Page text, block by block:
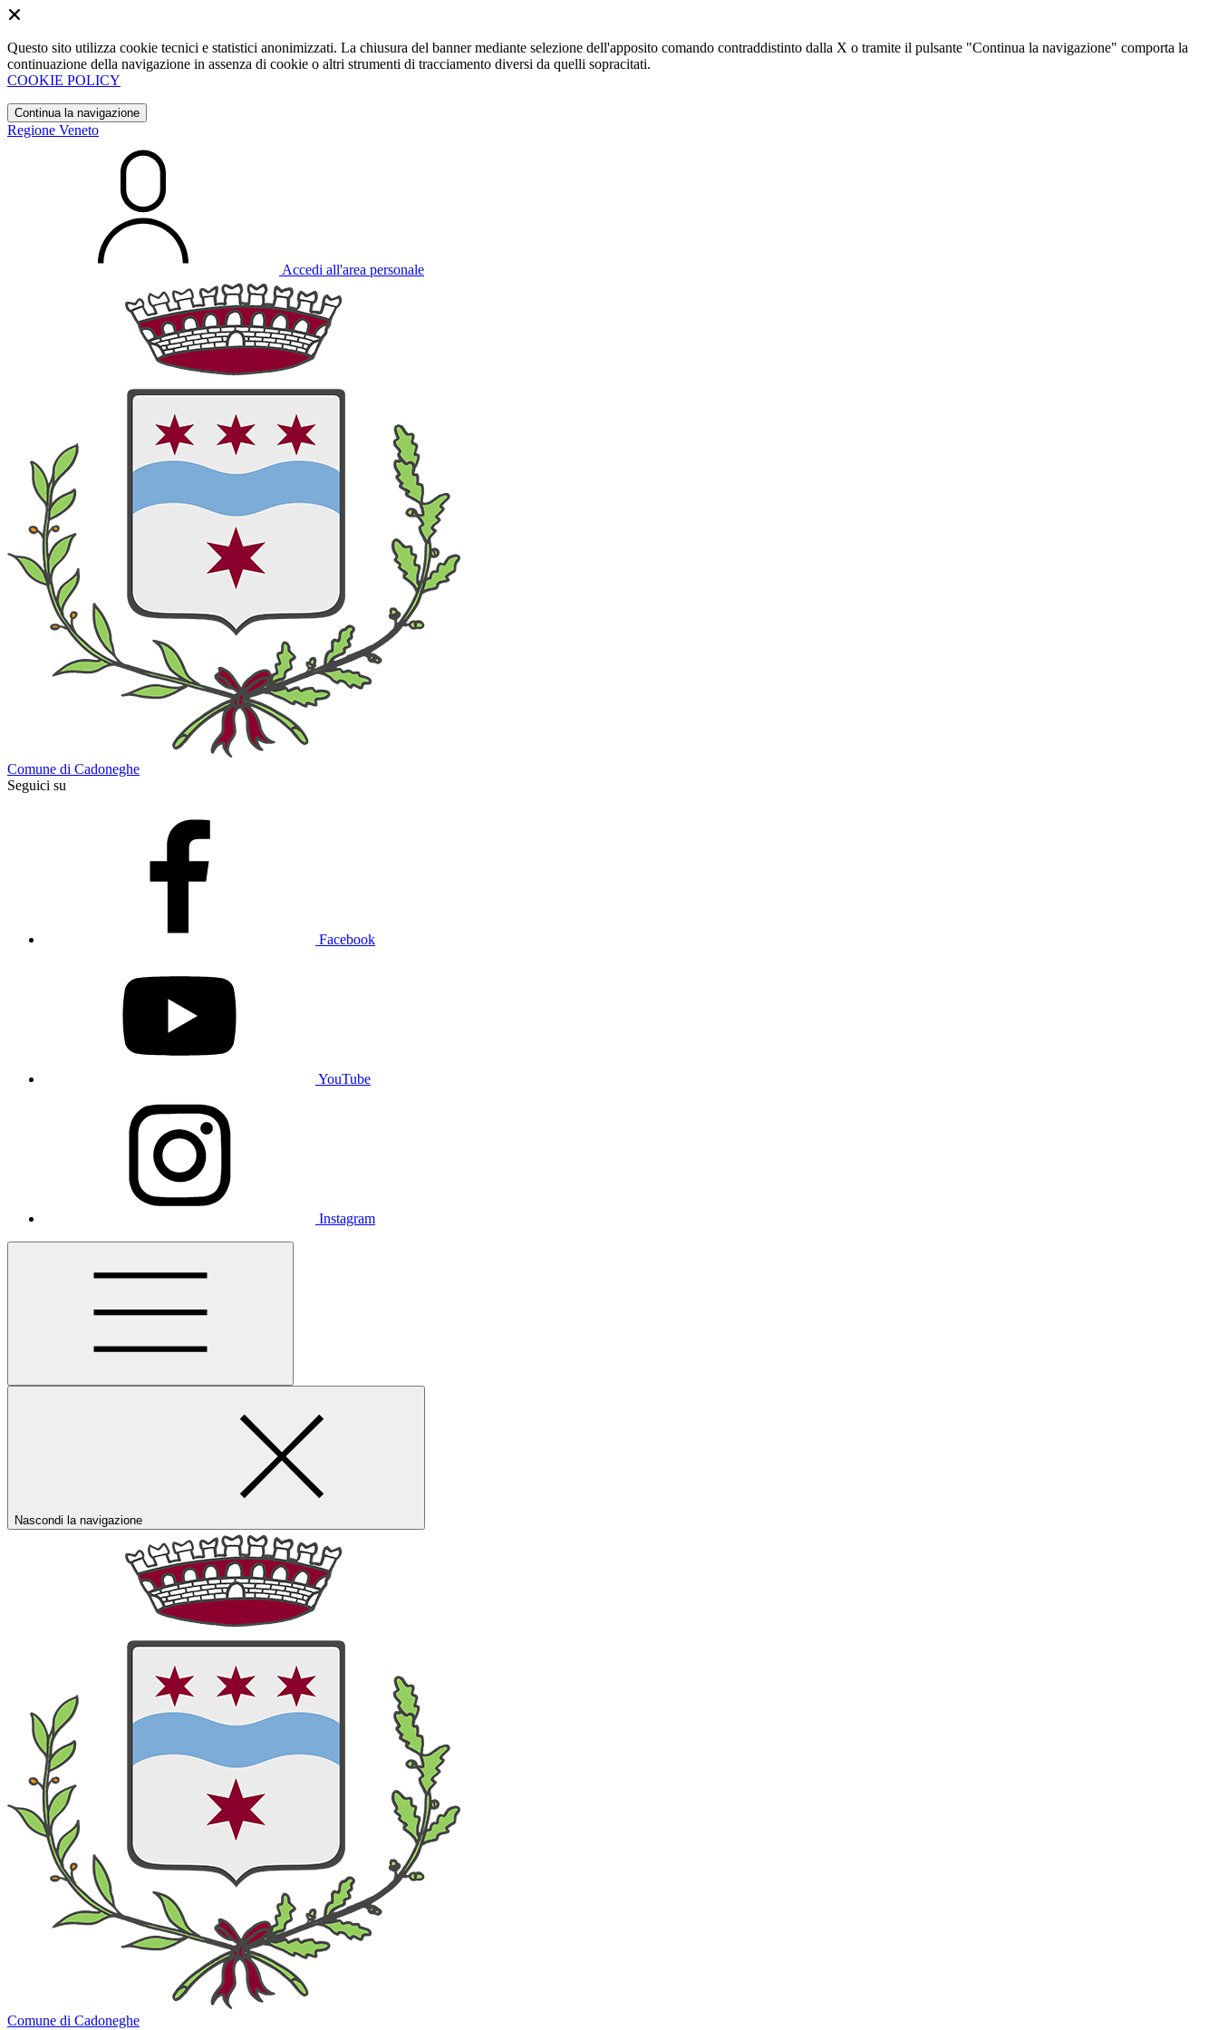
Questo sito utilizza cookie tecnici e statistici anonimizzati. La chiusura del banner mediante selezione dell'apposito comando contraddistinto dalla X o tramite il pulsante "Continua la navigazione" comporta la
continuazione della navigazione in assenza di cookie o altri strumenti di tracciamento diversi da quelli sopracitati.
COOKIE POLICY
Continua la navigazione
Regione Veneto
Accedi all'area personale
Comune di Cadoneghe
Seguici su
Facebook
YouTube
Instagram
Nascondi la navigazione
Comune di Cadoneghe